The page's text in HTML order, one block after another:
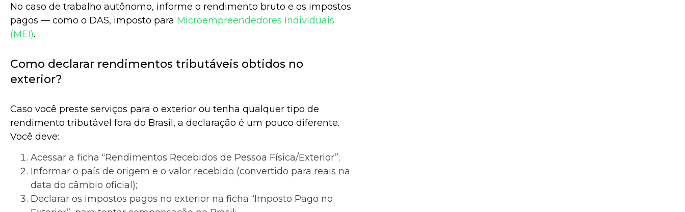
No caso de trabalho autônomo, informe o rendimento bruto e os impostos
pagos — como o DAS, imposto para Microempreendedores Individuais
(MEI).
Como declarar rendimentos tributáveis obtidos no
exterior?
Caso você preste serviços para o exterior ou tenha qualquer tipo de
rendimento tributável fora do Brasil, a declaração é um pouco diferente.
Você deve:
Acessar a ficha “Rendimentos Recebidos de Pessoa Física/Exterior”;
Informar o país de origem e o valor recebido (convertido para reais na
data do câmbio oficial);
Declarar os impostos pagos no exterior na ficha “Imposto Pago no